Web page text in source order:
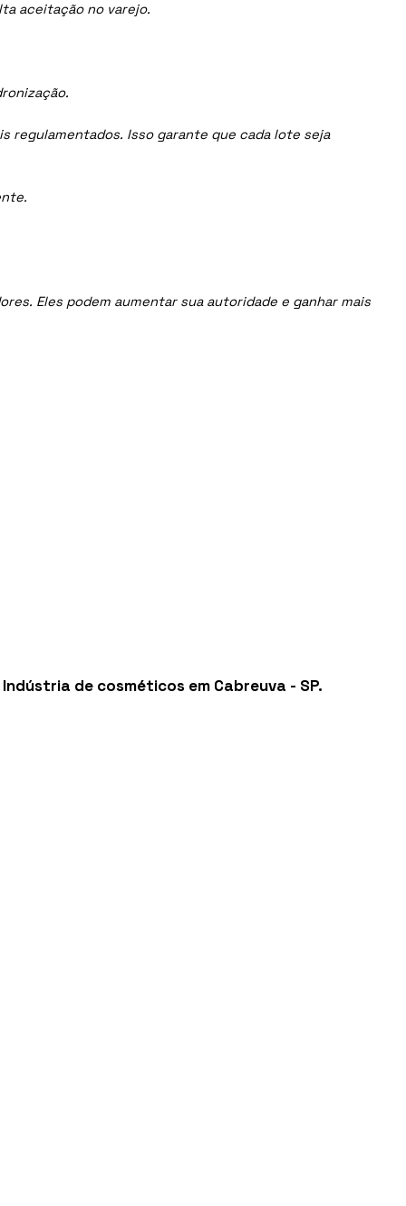
aceitação no varejo.
Isso garante que cada lote seja
Eles podem aumentar sua autoridade e ganhar mais
Indústria de cosméticos em Cabreuva - SP.